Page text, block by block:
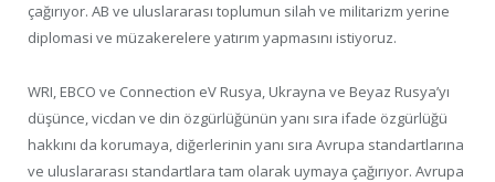
çağırıyor. AB ve uluslararası toplumun silah ve militarizm yerine
diplomasi ve müzakerelere yatırım yapmasını istiyoruz.
WRI, EBCO ve Connection eV Rusya, Ukrayna ve Beyaz Rusya’yı
düşünce, vicdan ve din özgürlüğünün yanı sıra ifade özgürlüğü
hakkını da korumaya, diğerlerinin yanı sıra Avrupa standartlarına
ve uluslararası standartlara tam olarak uymaya çağırıyor. Avrupa